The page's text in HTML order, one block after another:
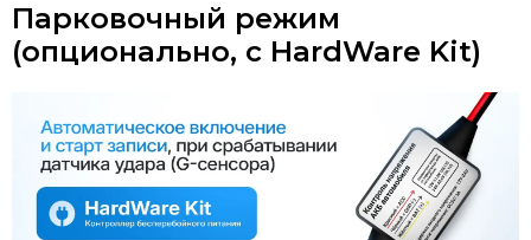
Парковочный режим
(опционально, c HardWare Kit)